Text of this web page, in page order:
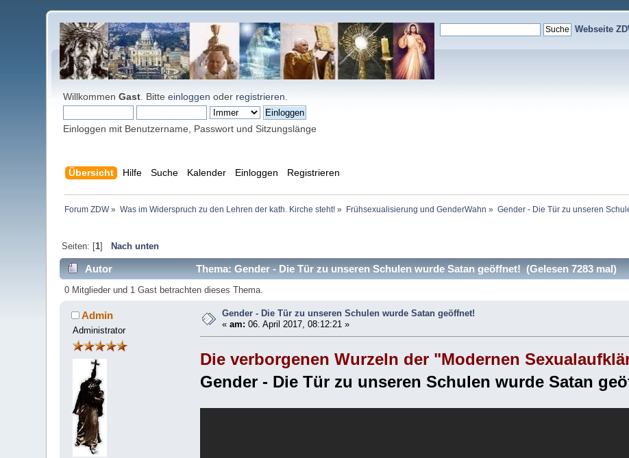
Webseite
WillkommenGast . Bitteeinloggen oder registrieren
Einloggen mit Benutzername, Passwort und Sitzungslänge
Übersicht Hilfe Suche Kalender Einloggen Registrieren
Forum ZDW» Was im Widerspruch zu den Lehren der kath. Kirche steht!» Frühsexualisierung und GenderWahn » Gender - Die Tür zu unseren
Seiten: [1] Nach unten
Autor Thema: Gender - Die Tür zu unseren Schulen wurde Satan geöffnet! (Gelesen 7283 mal)
0 Mitglieder und 1 Gast betrachten dieses Thema.
Admin
Administrator
Gender - Die Tür zu unseren Schulen wurde Satan geöffnet!
«am: 06. April 2017, 08:12:21 »
Die verborgenen Wurzeln der "Modernen
Gender - Die Tür zu unseren Schulen wurde Satan